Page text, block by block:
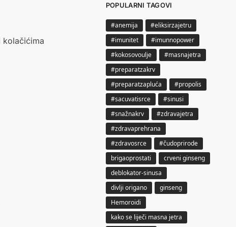
kolačićima
POPULARNI TAGOVI
#anemija
#eliksirzajetru
#imunitet
#imunnopower
#kokosovoulje
#masnajetra
#preparatzakrv
#preparatzapluća
#propolis
#sacuvatisrce
#sinusi
#snažnakrv
#zdravajetra
#zdravaprehrana
#zdravosrce
#čudoprirode
brigaoprostati
crveni ginseng
deblokator-sinusa
divlji origano
ginseng
Hemoroidi
kako se liječi masna jetra